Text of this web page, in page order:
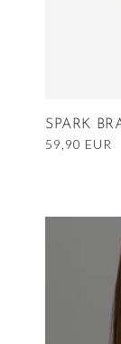
SPARK
Ordinarie
59,90 EUR